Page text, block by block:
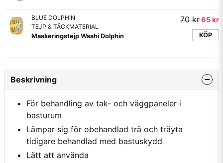
BLUE DOLPHIN
TEJP & TÄCKMATERIAL
Maskeringstejp Washi Dolphin
70 kr65 kr
KÖP
Beskrivning
För behandling av tak- och väggpaneler i
basturum
Lämpar sig för obehandlad trä och träyta
tidigare behandlad med bastuskydd
Lätt att använda